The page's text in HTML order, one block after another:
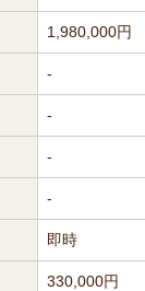
1,980,000円
-
-
-
-
即時
330,000円